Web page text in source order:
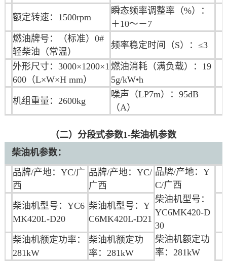
额定转速：1500rpm
瞬态频率调整率（%）：
＋10～－7
燃油牌号：（标准）0#
轻柴油（常温）
频率稳定时间（S）：≤3
外形尺寸：3000×1200×1
600（L×W×H mm）
燃油消耗（满负载）：19
5g/kW•h
机组重量：2600kg
噪声（LP7m）：95dB
（A）
（二）分段式参数1-柴油机参数
柴油机参数：
品牌/产地：YC/广
西
品牌/产地： YC/
广西
品牌/产地： Y
C/广西
柴油机型号：YC6
MK420L-D20
柴油机型号： Y
C6MK420L-D21
柴油机型号：
YC6MK420-D
30
柴油机额定功率：
281kW
柴油机额定功
率：281kW
柴油机额定功
率：281kW